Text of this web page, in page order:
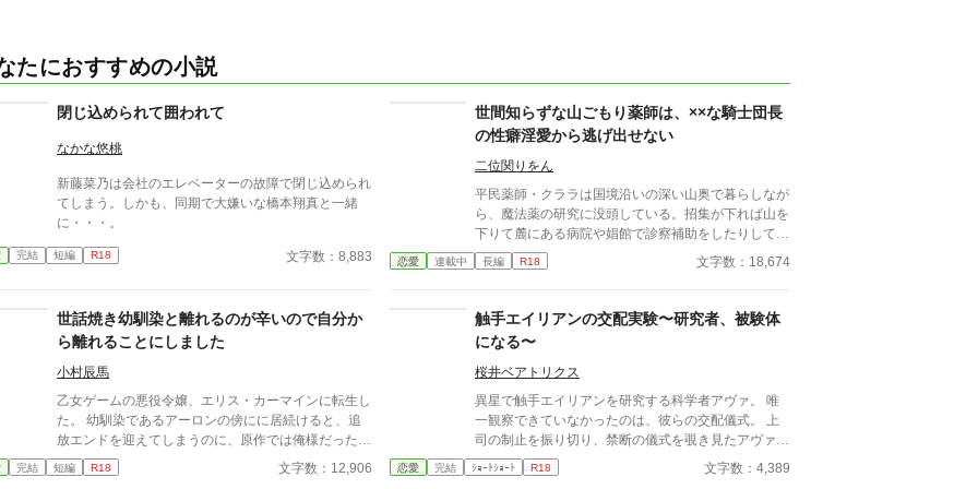
たにおすすめの小説
閉じ込められて囲われて
なかな悠桃
新藤菜乃は会社のエレベーターの故障で閉じ込められ
てしまう。しかも、同期で大嫌いな橋本翔真と一緒
に・・・。
完結 短編 R18 文字数：8,883
世間知らずな山ごもり薬師は、××な騎士団長
の性癖淫愛から逃げ出せない
二位関りをん
平民薬師・クララは国境沿いの深い山奥で暮らしなが
ら、魔法薬の研究に没頭している。招集が下れば山を
下りて麓にある病院や娼館で診察補助をしたりしてい
るが、世間知らずなのに変わりはない。 ある日、山
の中で倒れている男性を発見。彼はなんと騎士団長・
いの噂なんて知らないクララは良心に従い彼を助け、
治療を施す。 だが、レイルドには隠している秘
密……性癖があった。 ――君の××××、触らせてもら
えないだろうか？
恋愛 連載中 長編 R18 文字数：18,674
世話焼き幼馴染と離れるのが辛いので自分か
ら離れることにしました
小村辰馬
乙女ゲームの悪役令嬢、エリス・カーマインに転生し
た。 幼馴染であるアーロンの傍にに居続けると、追
放エンドを迎えてしまうのに、原作では俺様だった彼
の世話焼きな一面を開花させてしまい、居心地の良い
彼のそばを離れるのが辛くなってしまう。 ならば彼
完結 短編 R18 文字数：12,906
触手エイリアンの交配実験〜研究者、被験体
になる〜
桜井ベアトリクス
異星で触手エイリアンを研究する科学者アヴァ。 唯
一観察できていなかったのは、彼らの交配儀式。 上
司の制止を振り切り、禁断の儀式を覗き見たアヴァは
―― 交わる触手に、抑えきれない欲望を覚える。
「私も……私も交配したい」 太く長い触手が、体の
恋愛 完結 ｼｮｰﾄｼｮｰﾄ R18 文字数：4,389